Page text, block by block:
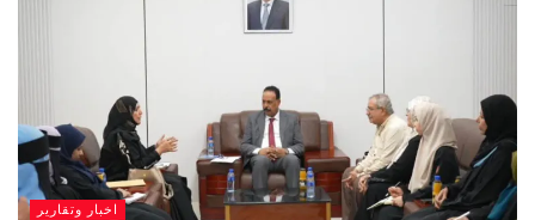
اخبار وتقارير